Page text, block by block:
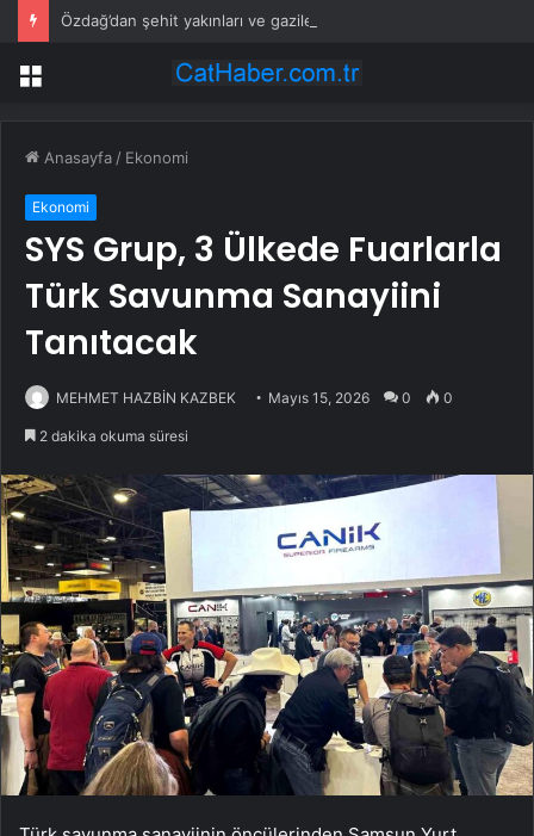
Menü
Anasayfa / Ekonomi
Ekonomi
SYS Grup, 3 Ülkede Fuarlarla
Türk Savunma Sanayiini
Tanıtacak
MEHMET HAZBİN KAZBEK Mayıs 15, 2026 0 0
2 dakika okuma süresi